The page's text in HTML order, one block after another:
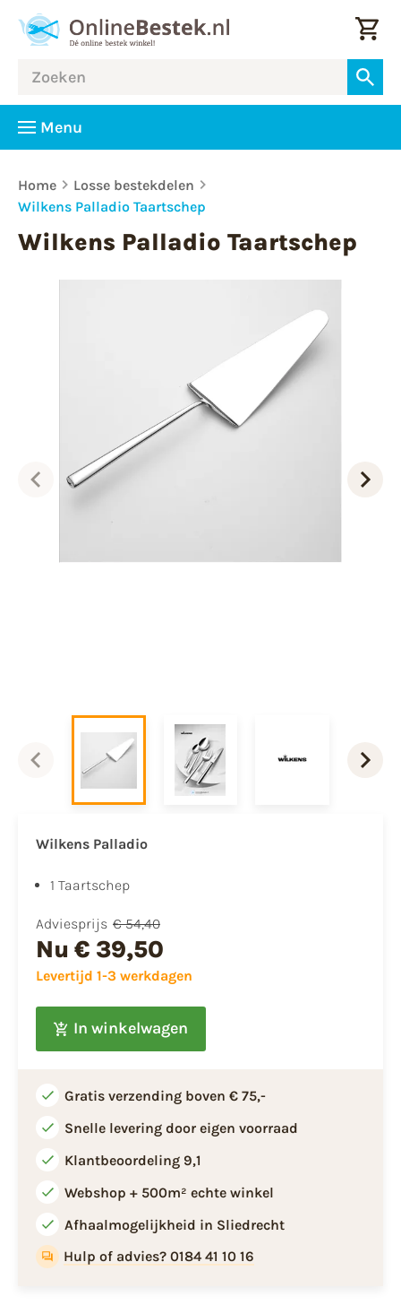
Menu
Home
Losse bestekdelen
Wilkens Palladio Taartschep
Wilkens Palladio Taartschep
Wilkens Palladio
1 Taartschep
Adviesprijs € 54,40
Nu € 39,50
Levertijd 1-3 werkdagen
In winkelwagen
Gratis verzending boven € 75,-
Snelle levering door eigen voorraad
Klantbeoordeling 9,1
Webshop + 500m² echte winkel
Afhaalmogelijkheid in Sliedrecht
Hulp of advies? 0184 41 10 16